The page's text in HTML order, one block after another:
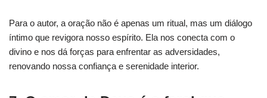
Para o autor, a oração não é apenas um ritual, mas um diálogo
íntimo que revigora nosso espírito. Ela nos conecta com o
divino e nos dá forças para enfrentar as adversidades,
renovando nossa confiança e serenidade interior.